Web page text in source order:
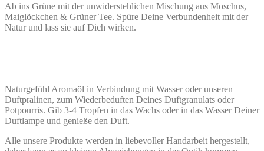
Ab ins Grüne mit der unwiderstehlichen Mischung aus Moschus,
Maiglöckchen & Grüner Tee. Spüre Deine Verbundenheit mit der
Natur und lass sie auf Dich wirken.
Naturgefühl Aromaöl in Verbindung mit Wasser oder unseren
Duftpralinen, zum Wiederbeduften Deines Duftgranulats oder
Potpourris. Gib 3-4 Tropfen in das Wachs oder in das Wasser Deiner
Duftlampe und genieße den Duft.
Alle unsere Produkte werden in liebevoller Handarbeit hergestellt,